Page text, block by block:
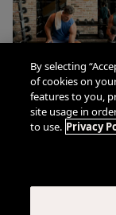
By selecting
of cookies on
features to you,
site usage in
to use. Privacy